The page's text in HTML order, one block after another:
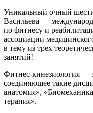
Уникальный очный
Васильева —
по фитнесу и
ассоциации
в тему из трех
занятий!
Фитнес-кинезио­логия —
соединяющее такие
анатомия»,
терапия».